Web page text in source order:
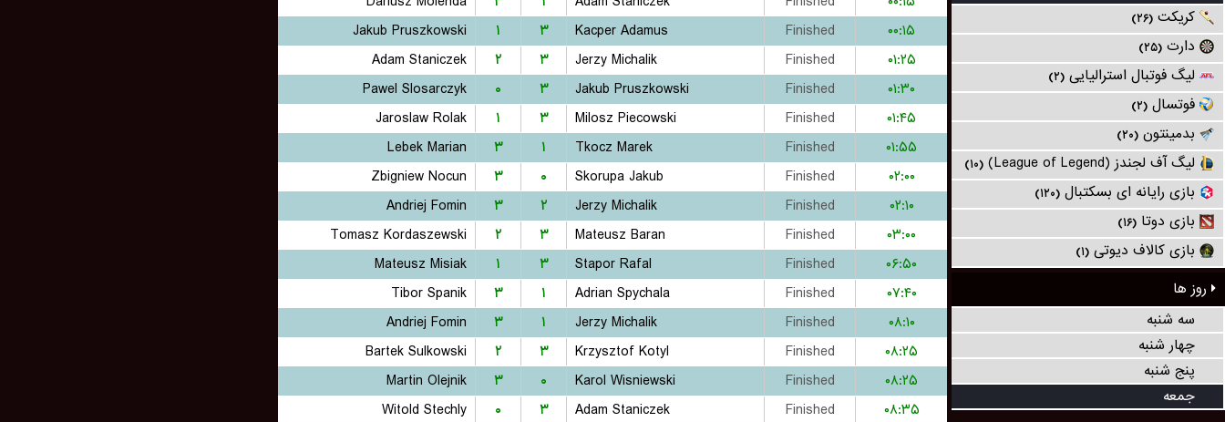
کریکت (۲۶)
دارت (۲۵)
لیگ فوتبال استرالیایی (۲)
فوتسال (۲)
بدمینتون (۲۰)
لیگ آف لجندز (League of Legend) (۱۰)
بازی رایانه ای بسکتبال (۱۲۰)
بازی دوتا (۱۶)
بازی کالاف دیوتی (۱)
روز ها
سه شنبه
چهار شنبه
پنج شنبه
جمعه
Jakub Pruszkowski
۱ ۳ Kacper Adamus Finished
۰۰:۱۵
Adam Staniczek
۲ ۳ Jerzy Michalik Finished
۰۱:۲۵
Pawel Slosarczyk
۰ ۳ Jakub Pruszkowski Finished
۰۱:۳۰
Jaroslaw Rolak
۱ ۳ Milosz Piecowski Finished
۰۱:۴۵
Lebek Marian
۳ ۱ Tkocz Marek Finished
۰۱:۵۵
Zbigniew Nocun
۳ ۰ Skorupa Jakub Finished
۰۲:۰۰
Andriej Fomin
۳ ۲ Jerzy Michalik Finished
۰۲:۱۰
Tomasz Kordaszewski
۲ ۳ Mateusz Baran Finished
۰۳:۰۰
Mateusz Misiak
۱ ۳ Stapor Rafal Finished
۰۶:۵۰
Tibor Spanik
۳ ۱ Adrian Spychala Finished
۰۷:۴۰
Andriej Fomin
۳ ۱ Jerzy Michalik Finished
۰۸:۱۰
Bartek Sulkowski
۲ ۳ Krzysztof Kotyl Finished
۰۸:۲۵
Martin Olejnik
۳ ۰ Karol Wisniewski Finished
۰۸:۲۵
Witold Stechly
۰ ۳ Adam Staniczek Finished
۰۸:۳۵